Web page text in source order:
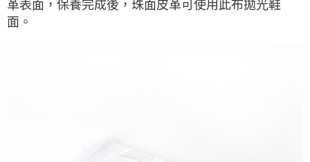
革表面，保養完成後，珠面皮革可使用此布拋光鞋
面。